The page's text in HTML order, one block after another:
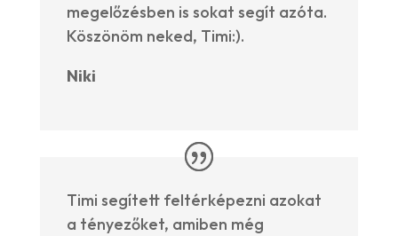
megelőzésben is sokat segít azóta.
Köszönöm neked, Timi:).
Niki
Timi segített feltérképezni azokat
a tényezőket, amiben még